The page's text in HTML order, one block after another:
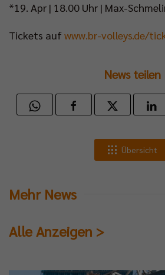
*19. Apr | 18.00 Uhr | Max-
Tickets auf www.br-volleys.de/
News teilen
Übersicht
Mehr News
Alle Anzeigen >